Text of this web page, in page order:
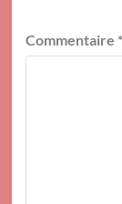
Commentaire *